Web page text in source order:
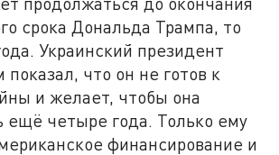
срока Дональда Трампа, то
Украинский президент
показал, что он не готов к
и желает, чтобы она
ещё четыре года. Только ему
финансирование и